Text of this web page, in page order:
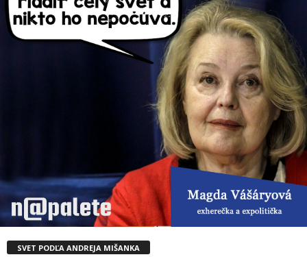
SVET PODĽA ANDREJA MIŠANKA